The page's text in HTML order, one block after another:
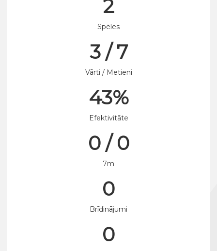
2
Spēles
3 / 7
Vārti / Metieni
43%
Efektivitāte
0 / 0
7m
0
Brīdinājumi
0